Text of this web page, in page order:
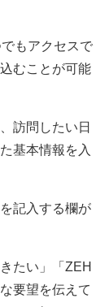
もアクセスで
むことが可能
訪問したい日
基本情報を入
記入する欄が
たい」「ZEH
要望を伝えて